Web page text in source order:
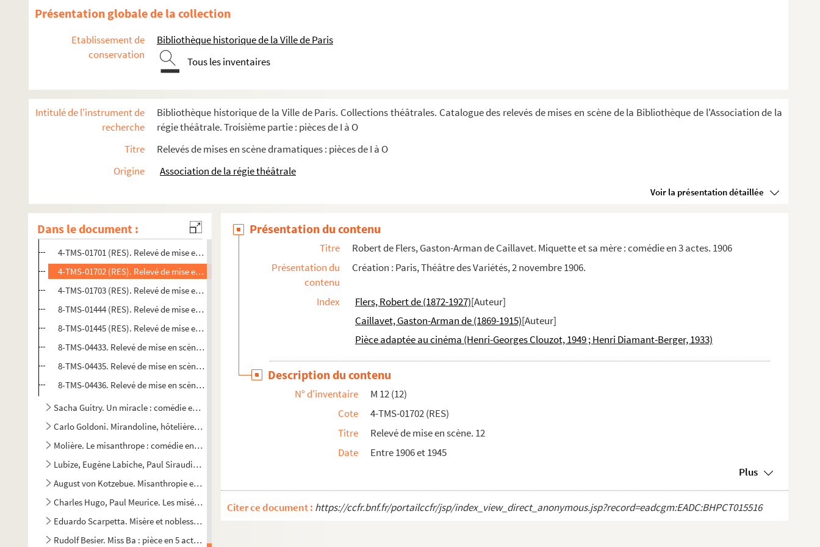
Présentation globale de la collection
Etablissement de
conservation
Bibliothèque historique de la Ville de Paris
Tous les inventaires
Intitulé de l'instrument de
recherche
Bibliothèque historique de la Ville de Paris. Collections théâtrales. Catalogue des relevés de mises en scène de la Bibliothèque de l'Association de la
régie théâtrale. Troisième partie : pièces de I à O
Titre
Relevés de mises en scène dramatiques : pièces de I à O
Origine
Association de la régie théâtrale
Voir la présentation détaillée
Dans le document :
Robert de Flers, Gaston-Arman de Caillavet. Miquette et sa mère : comédie en 3 actes. 1906
4-TMS-01696 (RES). Relevé de mise en scène. 1
8-TMS-01327 (RES). Relevé de mise en scène. 2
8-TMS-01329 (RES). Relevé de mise en scène. 4
8-TMS-01330 (RES). Relevé de mise en scène. 5
4-TMS-01698 (RES). Relevé de mise en scène. 8
4-TMS-01699 (RES). Relevé de mise en scène. 9. Mise en scène du Théâtre des Variétés
4-TMS-01700 (RES). Relevé de mise en scène. 10
4-TMS-01701 (RES). Relevé de mise en scène. 11
4-TMS-01702 (RES). Relevé de mise en scène. 12
4-TMS-01703 (RES). Relevé de mise en scène. 13
8-TMS-01444 (RES). Relevé de mise en scène. 14
8-TMS-01445 (RES). Relevé de mise en scène. 15
8-TMS-04433. Relevé de mise en scène. 16
8-TMS-04435. Relevé de mise en scène. 17
8-TMS-04436. Relevé de mise en scène. 18
Sacha Guitry. Un miracle : comédie en 4 actes. 1927
Carlo Goldoni. Mirandoline, hôtelière de Venise : comédie en 3 actes adaptée par M. Raoul Gastambide...
Molière. Le misanthrope : comédie en 5 actes. 1666
Lubize, Eugène Labiche, Paul Siraudin. Le misanthrope et l'Auvergnat : comédie en 1 acte mêlée de co...
August von Kotzebue. Misanthropie et repentir : drame en 4 actes en prose, traduction par Alphonse P...
Charles Hugo, Paul Meurice. Les misérables : drame en 5 actes et 12 tableaux. Adaptation d'après le ...
Eduardo Scarpetta. Misère et noblesse : comédie en 3 actes. 1956
Rudolf Besier. Miss Ba : pièce en 5 actes, traduction en français par Charlotte Neveu. 1934
Présentation du contenu
Titre
Robert de Flers, Gaston-Arman de Caillavet. Miquette et sa mère : comédie en 3 actes. 1906
Présentation du
contenu
Création : Paris, Théâtre des Variétés, 2 novembre 1906.
Index Flers, Robert de (1872-1927)[Auteur]
Caillavet, Gaston-Arman de (1869-1915)[Auteur]
Pièce adaptée au cinéma (Henri-Georges Clouzot, 1949 ; Henri Diamant-Berger, 1933)
Description du contenu
N° d'inventaire
M 12 (12)
Cote
4-TMS-01702 (RES)
Titre
Relevé de mise en scène. 12
Date
Entre 1906 et 1945
Plus
Citer ce document : https://ccfr.bnf.fr/portailccfr/jsp/index_view_direct_anonymous.jsp?record=eadcgm:EADC:BHPCT015516